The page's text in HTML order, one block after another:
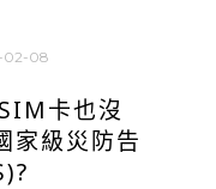
02-08
卡也沒
家級災防告